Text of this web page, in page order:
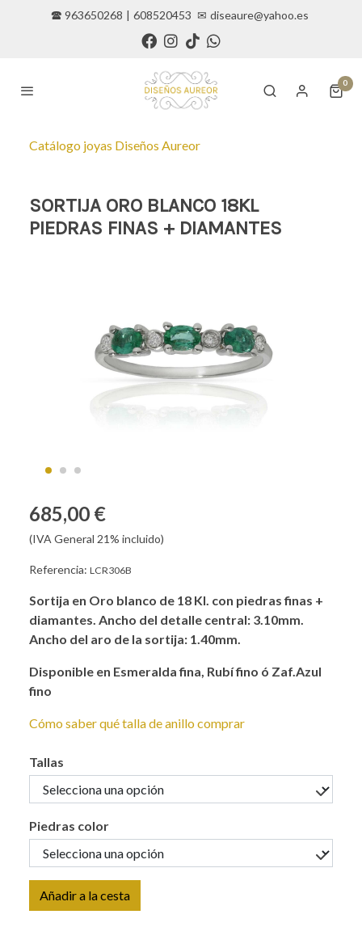
🕿 963650268 | 608520453 ✉ diseaure@yahoo.es
0
Catálogo joyas Diseños Aureor
SORTIJA ORO BLANCO 18KL
PIEDRAS FINAS + DIAMANTES
685,00 €
(IVA General 21% incluido)
Referencia: LCR306B
Sortija en Oro blanco de 18 Kl. con piedras finas +
diamantes. Ancho del detalle central: 3.10mm.
Ancho del aro de la sortija: 1.40mm.
Disponible en Esmeralda fina, Rubí fino ó Zaf.Azul
fino
Cómo saber qué talla de anillo comprar
Tallas
Piedras color
Añadir a la cesta